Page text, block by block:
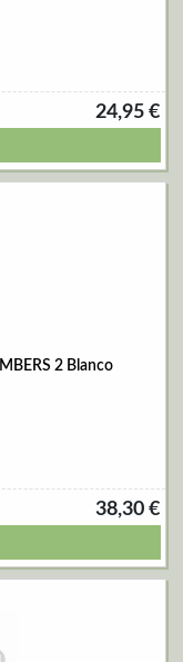
24,95 €
2 Blanco
38,30 €